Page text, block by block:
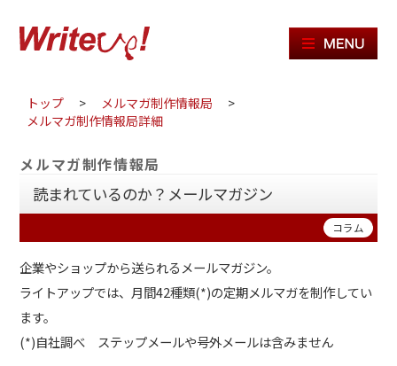
トップ > メルマガ制作情報局
>
メルマガ制作情報局詳細
メルマガ制作情報局
読まれているのか？メールマガジン
コラム
企業やショップから送られるメールマガジン。
ライトアップでは、月間42種類(*)の定期メルマガを制作してい
ます。
(*)自社調べ ステップメールや号外メールは含みません